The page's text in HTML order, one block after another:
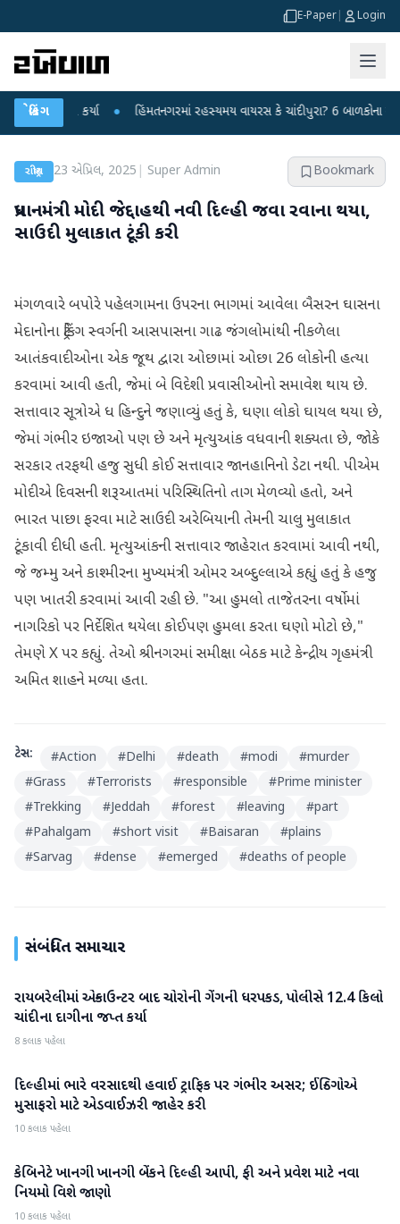
E-Paper Login
બ્રેકિંગ
કર્યા ● હિંમતનગરમાં રહસ્યમય વાયરસ કે ચાંદીપુરા? 6 બાળકોના મોતથી
રાષ્ટ્રીય 23 એપ્રિલ, 2025 Super Admin Bookmark
પ્રધાનમંત્રી મોદી જેદ્દાહથી નવી દિલ્હી જવા રવાના થયા,
સાઉદી મુલાકાત ટૂંકી કરી
મંગળવારે બપોરે પહેલગામના ઉપરના ભાગમાં આવેલા બૈસરન ઘાસના
મેદાનોના ટ્રેકિંગ સ્વર્ગની આસપાસના ગાઢ જંગલોમાંથી નીકળેલા
આતંકવાદીઓના એક જૂથ દ્વારા ઓછામાં ઓછા 26 લોકોની હત્યા
કરવામાં આવી હતી, જેમાં બે વિદેશી પ્રવાસીઓનો સમાવેશ થાય છે.
સત્તાવાર સૂત્રોએ ધ હિન્દુને જણાવ્યું હતું કે, ઘણા લોકો ઘાયલ થયા છે,
જેમાં ગંભીર ઇજાઓ પણ છે અને મૃત્યુઆંક વધવાની શક્યતા છે, જોકે
સરકાર તરફથી હજુ સુધી કોઈ સત્તાવાર જાનહાનિનો ડેટા નથી. પીએમ
મોદીએ દિવસની શરૂઆતમાં પરિસ્થિતિનો તાગ મેળવ્યો હતો, અને
ભારત પાછા ફરવા માટે સાઉદી અરેબિયાની તેમની ચાલુ મુલાકાત
ટૂંકાવી દીધી હતી. મૃત્યુઆંકની સત્તાવાર જાહેરાત કરવામાં આવી નથી,
જે જમ્મુ અને કાશ્મીરના મુખ્યમંત્રી ઓમર અબ્દુલ્લાએ કહ્યું હતું કે હજુ
પણ ખાતરી કરવામાં આવી રહી છે. "આ હુમલો તાજેતરના વર્ષોમાં
નાગરિકો પર નિર્દેશિત થયેલા કોઈપણ હુમલા કરતા ઘણો મોટો છે,"
તેમણે X પર કહ્યું. તેઓ શ્રીનગરમાં સમીક્ષા બેઠક માટે કેન્દ્રીય ગૃહમંત્રી
અમિત શાહને મળ્યા હતા.
ટેગ્સ: #Action #Delhi #death #modi #murder
#Grass #Terrorists #responsible #Prime minister
#Trekking #Jeddah #forest #leaving #part
#Pahalgam #short visit #Baisaran #plains
#Sarvag #dense #emerged #deaths of people
સંબંધિત સમાચાર
રાષ્ટ્રીય
રાયબરેલીમાં એન્કાઉન્ટર બાદ ચોરોની ગેંગની ધરપકડ, પોલીસે 12.4 કિલો
ચાંદીના દાગીના જપ્ત કર્યા
8 કલાક પહેલા
રાષ્ટ્રીય
દિલ્હીમાં ભારે વરસાદથી હવાઈ ટ્રાફિક પર ગંભીર અસર; ઈન્ડિગોએ
મુસાફરો માટે એડવાઈઝરી જાહેર કરી
10 કલાક પહેલા
રાષ્ટ્રીય
કેબિનેટે ખાનગી ખાનગી બેંકને દિલ્હી આપી, ફી અને પ્રવેશ માટે નવા
નિયમો વિશે જાણો
10 કલાક પહેલા